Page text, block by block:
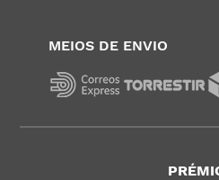
MEIOS DE ENVIO